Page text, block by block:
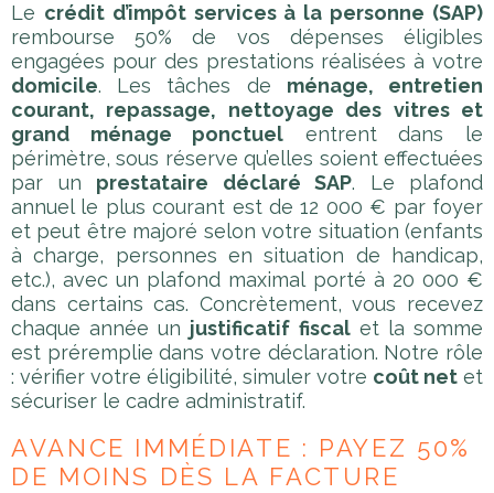
Le crédit d’impôt services à la personne (SAP)
rembourse 50% de vos dépenses éligibles
engagées pour des prestations réalisées à votre
domicile. Les tâches de ménage, entretien
courant, repassage, nettoyage des vitres et
grand ménage ponctuel entrent dans le
périmètre, sous réserve qu’elles soient effectuées
par un prestataire déclaré SAP. Le plafond
annuel le plus courant est de 12 000 € par foyer
et peut être majoré selon votre situation (enfants
à charge, personnes en situation de handicap,
etc.), avec un plafond maximal porté à 20 000 €
dans certains cas. Concrètement, vous recevez
chaque année un justificatif fiscalet la somme
est préremplie dans votre déclaration. Notre rôle
: vérifier votre éligibilité, simuler votre coût net et
sécuriser le cadre administratif.
AVANCE IMMÉDIATE : PAYEZ 50%
DE MOINS DÈS LA FACTURE